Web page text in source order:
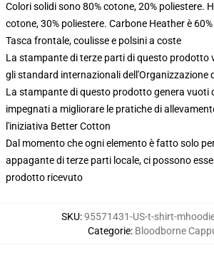
Colori solidi sono 80% cotone, 20% poliestere.
cotone, 30% poliestere. Carbone Heather è
Tasca frontale, coulisse e polsini a coste
La stampante di terze parti di questo prodotto
gli standard internazionali dell'Organizzazione
La stampante di questo prodotto genera vuoti
impegnati a migliorare le pratiche di
l'iniziativa Better Cotton
Dal momento che ogni elemento è fatto solo
appagante di terze parti locale, ci possono
prodotto ricevuto
SKU:95571431-US-t-shirt-
Categorie: Bloodborne